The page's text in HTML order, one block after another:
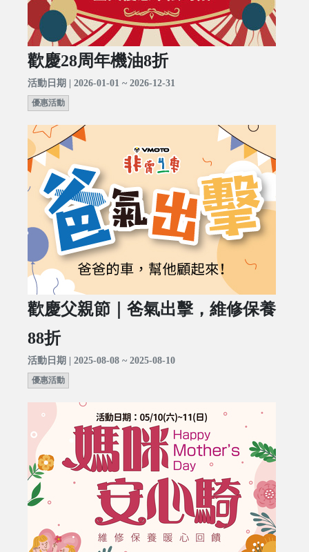
歡慶28周年機油8折
活動日期 | 2026-01-01 ~ 2026-12-31
優惠活動
歡慶父親節｜爸氣出擊，維修保養
88折
活動日期 | 2025-08-08 ~ 2025-08-10
優惠活動